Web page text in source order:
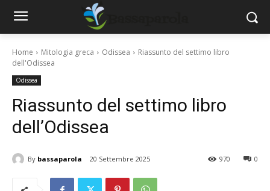
Home Mitologia greca Odissea
Riassunto del settimo libro
dell'Odissea
Odissea
Riassunto del settimo libro
dell’Odissea
By bassaparola 20 Settembre 2025 0
970